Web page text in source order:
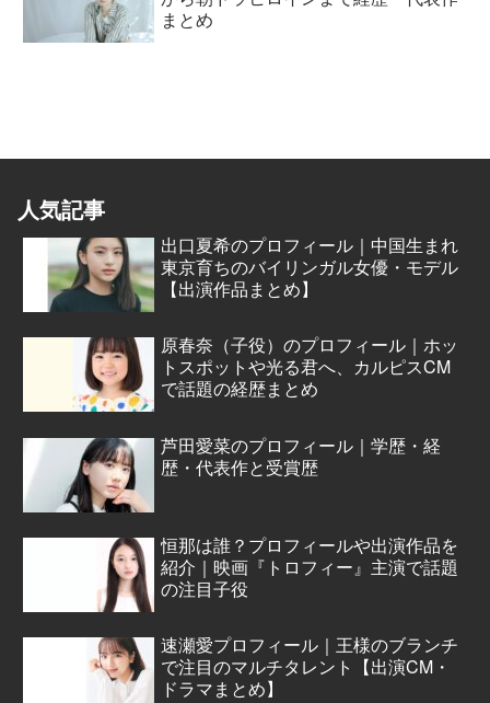
まとめ
人気記事
出口夏希のプロフィール｜中国生まれ
東京育ちのバイリンガル女優・モデル
【出演作品まとめ】
原春奈（子役）のプロフィール｜ホッ
トスポットや光る君へ、カルピスCM
で話題の経歴まとめ
芦田愛菜のプロフィール｜学歴・経
歴・代表作と受賞歴
恒那は誰？プロフィールや出演作品を
紹介｜映画『トロフィー』主演で話題
の注目子役
速瀬愛プロフィール｜王様のブランチ
で注目のマルチタレント【出演CM・
ドラマまとめ】